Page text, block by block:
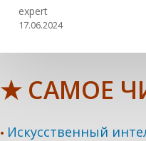
expert
17.06.2024
★ САМОЕ
• Искусственный